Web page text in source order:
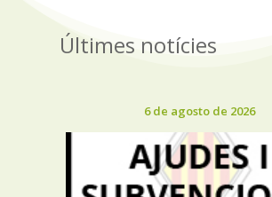
Últimes notícies
6 de agosto de 2026